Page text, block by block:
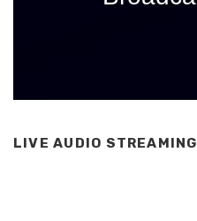
LIVE AUDIO STREAMING